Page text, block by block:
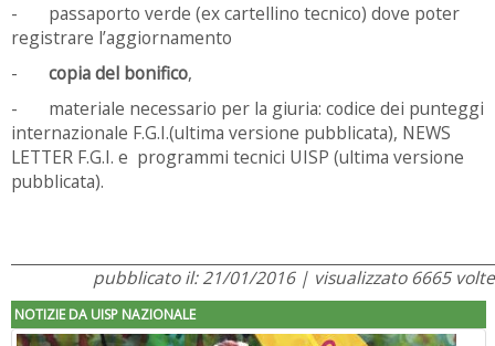
- passaporto verde (ex cartellino tecnico) dove poter
registrare l’aggiornamento
- copia del bonifico,
- materiale necessario per la giuria: codice dei punteggi
internazionale F.G.I.(ultima versione pubblicata), NEWS
LETTER F.G.I. e programmi tecnici UISP (ultima versione
pubblicata).
pubblicato il: 21/01/2016 | visualizzato 6665 volte
NOTIZIE DA UISP NAZIONALE